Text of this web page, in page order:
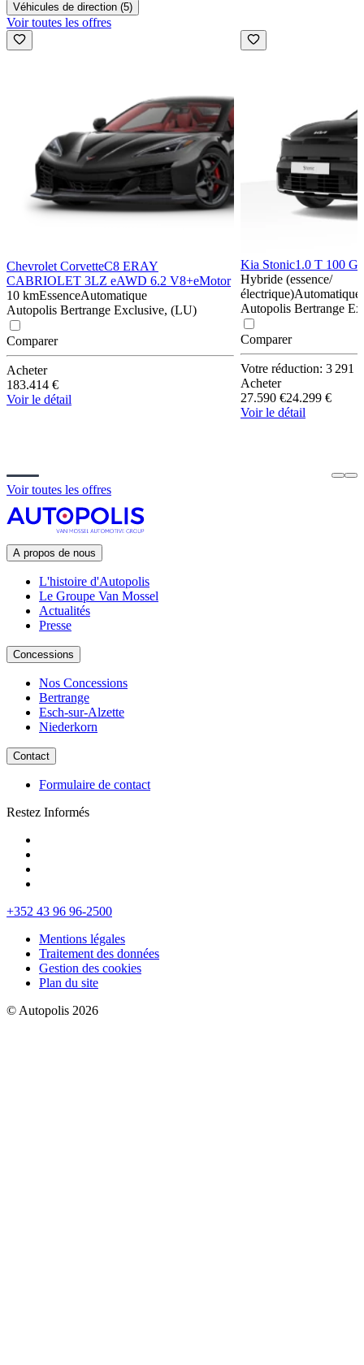
Véhicules de direction (5)
Voir toutes les offres
Chevrolet CorvetteC8 ERAY
CABRIOLET 3LZ eAWD 6.2 V8+eMotor
10 kmEssenceAutomatique
Autopolis Bertrange Exclusive, (LU)
Comparer
Acheter
183.414 €
Voir le détail
Kia Stonic1.0 T 100
Hybride (essence/
électrique)Automatique
Autopolis Bertrange
Comparer
Votre réduction: 3 291 €
Acheter
27.590 €24.299 €
Voir le détail
Voir toutes les offres
A propos de nous
L'histoire d'Autopolis
Le Groupe Van Mossel
Actualités
Presse
Concessions
Nos Concessions
Bertrange
Esch-sur-Alzette
Niederkorn
Contact
Formulaire de contact
Restez Informés
+352 43 96 96-2500
Mentions légales
Traitement des données
Gestion des cookies
Plan du site
© Autopolis 2026